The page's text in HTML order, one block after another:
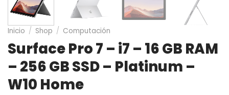
Inicio / Shop / Computación
Surface Pro 7 – i7 – 16 GB RAM
– 256 GB SSD – Platinum –
W10 Home